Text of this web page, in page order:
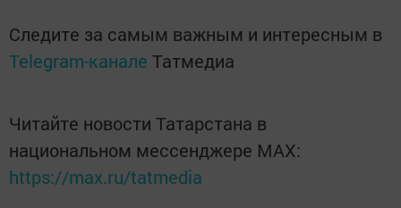
Следите за самым важным и интересным в
Telegram-канале Татмедиа
Читайте новости Татарстана в
национальном мессенджере MАХ:
https://max.ru/tatmedia